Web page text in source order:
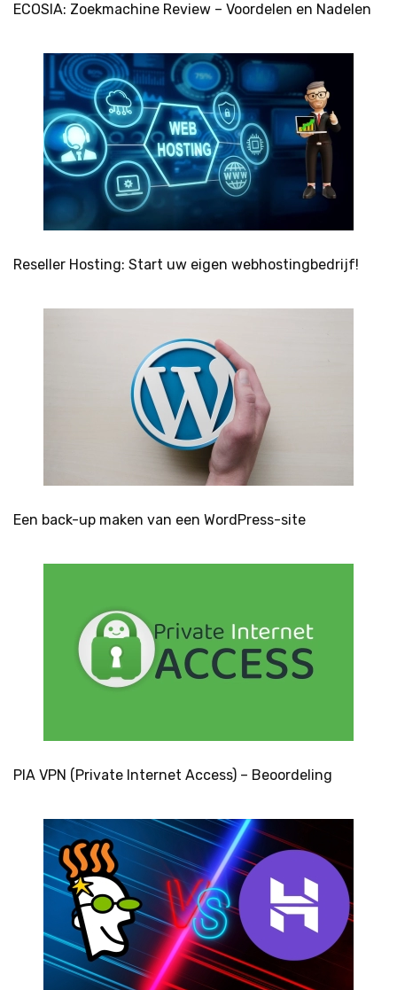
ECOSIA: Zoekmachine Review – Voordelen en Nadelen
Reseller Hosting: Start uw eigen webhostingbedrijf!
Een back-up maken van een WordPress-site
PIA VPN (Private Internet Access) – Beoordeling